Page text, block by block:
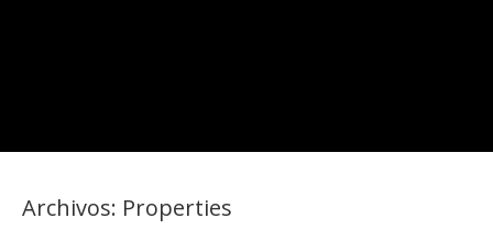
Archivos: Properties